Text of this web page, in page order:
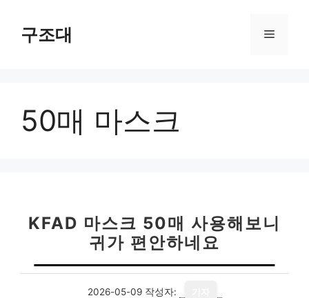
구조대 메
50매 마스크
KFAD 마스크 50매 사용해보니
귀가 편안하네요
2026-05-09 작성자: